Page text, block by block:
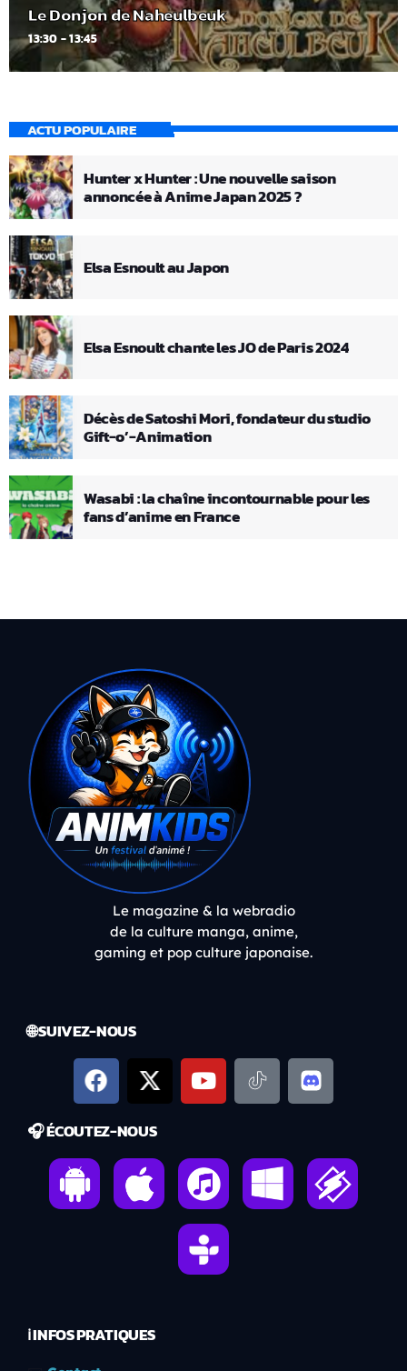
Le Donjon de Naheulbeuk
13:30 - 13:45
ACTU POPULAIRE
Hunter x Hunter : Une nouvelle saison
annoncée à Anime Japan 2025 ?
Elsa Esnoult au Japon
Elsa Esnoult chante les JO de Paris 2024
Décès de Satoshi Mori, fondateur du studio
Gift-o’-Animation
Wasabi : la chaîne incontournable pour les
fans d’anime en France
Le magazine & la webradio
de la culture manga, anime,
gaming et pop culture japonaise.
🌐 SUIVEZ-NOUS
🎧 ÉCOUTEZ-NOUS
ℹ️ INFOS PRATIQUES